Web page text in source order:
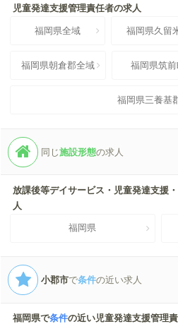
児童発達支援管理責任者の求人
福岡県全域 福岡県久留
福岡県朝倉郡全域 福岡県筑
福岡県三養基
同じ施設形態の求人
放課後等デイサービス・児童発達支援
人
福岡県
小郡市で条件の近い求人
福岡県で条件の近い児童発達支援管理